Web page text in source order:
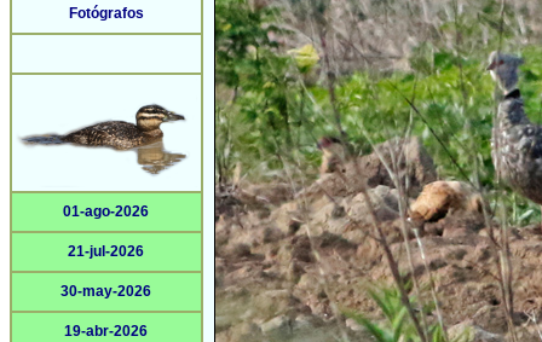
Fotógrafos
01-ago-2026
21-jul-2026
30-may-2026
19-abr-2026